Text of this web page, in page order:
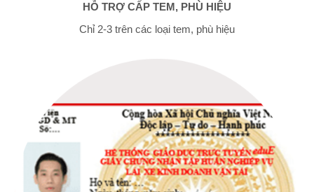
HỖ TRỢ CẤP TEM, PHÙ HIỆU
Chỉ 2-3 trên các loại tem, phù hiệu